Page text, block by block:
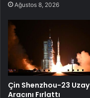
Ağustos 8, 2026
Çin Shenzhou-23 Uzay
Aracını Fırlattı